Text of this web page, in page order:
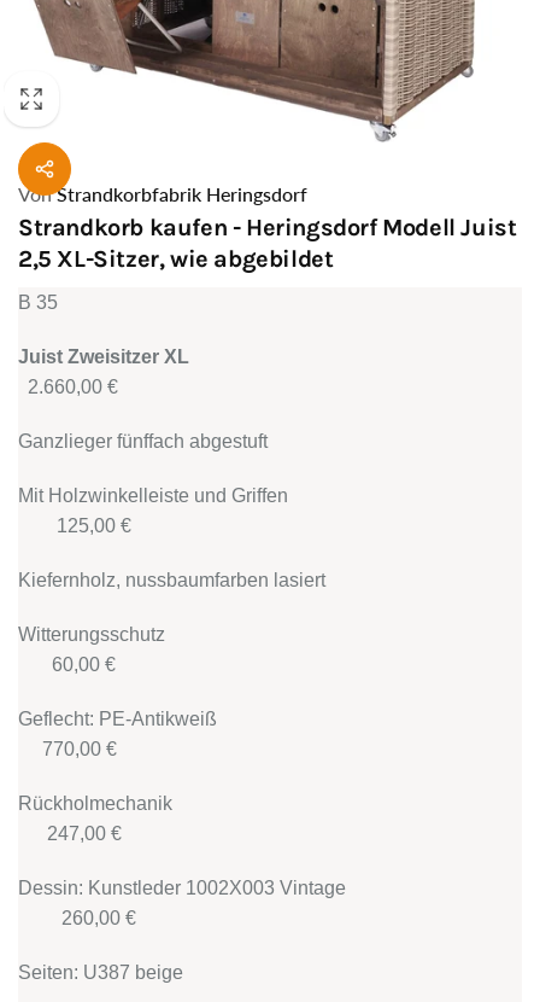
VonStrandkorbfabrik Heringsdorf
Strandkorb kaufen - Heringsdorf Modell Juist
2,5 XL-Sitzer, wie abgebildet
B 35
Juist Zweisitzer XL
2.660,00 €
Ganzlieger fünffach abgestuft
Mit Holzwinkelleiste und Griffen
125,00 €
Kiefernholz, nussbaumfarben lasiert
Witterungsschutz
60,00 €
Geflecht: PE-Antikweiß
770,00 €
Rückholmechanik
247,00 €
Dessin: Kunstleder 1002X003 Vintage
260,00 €
Seiten: U387 beige